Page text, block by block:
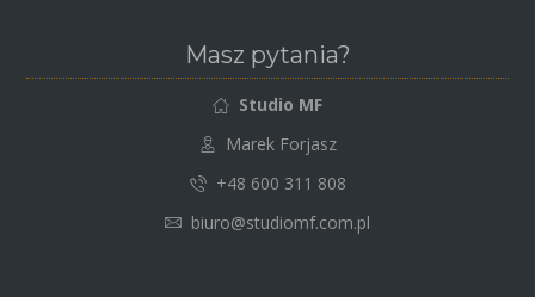
Masz pytania?
Studio MF
Marek Forjasz
+48 600 311 808
biuro@studiomf.com.pl